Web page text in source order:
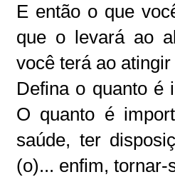
E então o que
que o levará ao
você terá ao
Defina o quanto é
O quanto é
saúde, ter
(o)... enfim,